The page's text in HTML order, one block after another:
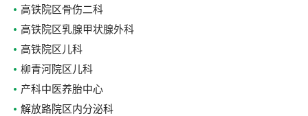
高铁院区骨伤二科
高铁院区乳腺甲状腺外科
高铁院区儿科
柳青河院区儿科
产科中医养胎中心
解放路院区内分泌科